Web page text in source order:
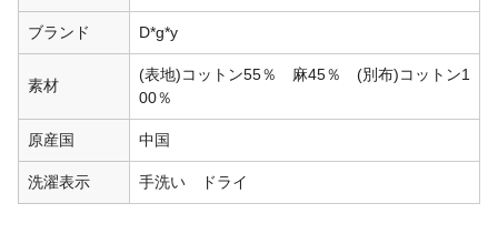
ブランド D*g*y
素材
(表地)コットン55％ 麻45％ (別布)コットン1
00％
原産国 中国
洗濯表示 手洗い ドライ